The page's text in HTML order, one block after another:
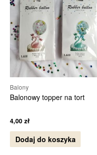
Balony
Balonowy topper na tort
4,00 zł
Dodaj do koszyka